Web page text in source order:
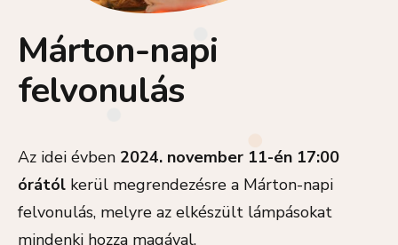
Márton-napi
felvonulás
Az idei évben 2024. november 11-én 17:00
órától kerül megrendezésre a Márton-napi
felvonulás, melyre az elkészült lámpásokat
mindenki hozza magával.